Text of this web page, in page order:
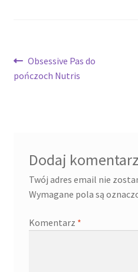
Nawigacja
wpisu
Poprzedni
wpis:
Obsessive Pas do
pończoch Nutris
Dodaj komentarz
Twój adres email nie
Wymagane pola są
Komentarz *